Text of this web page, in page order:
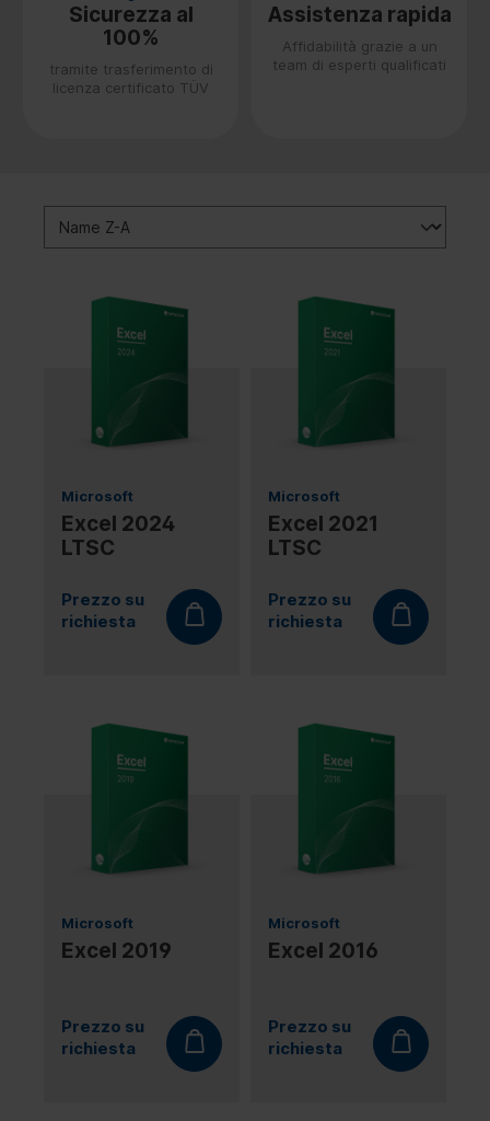
Sicurezza al
100%
tramite trasferimento di
licenza certificato TÜV
Assistenza rapida
Affidabilità grazie a un
team di esperti qualificati
Microsoft
Excel 2024
LTSC
Prezzo su
richiesta
Microsoft
Excel 2021
LTSC
Prezzo su
richiesta
Microsoft
Excel 2019
Prezzo su
richiesta
Microsoft
Excel 2016
Prezzo su
richiesta